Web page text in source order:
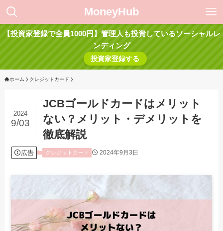
MoneyHub
【投資家登録で全員1000円】管理人も投資しているソーシャルレ
ンディング
投資家登録する
ホーム クレジットカード
JCBゴールドカードはメリット
ない？メリット・デメリットを
徹底解説
2024
9/03
広告 クレジットカード 2024年9月3日